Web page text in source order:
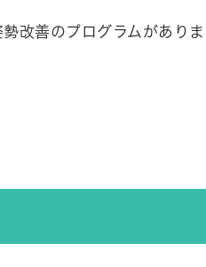
改善のプログラムがありま